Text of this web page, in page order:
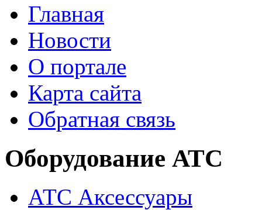
Главная
Новости
О портале
Карта сайта
Обратная связь
Оборудование АТС
АТС Аксессуары